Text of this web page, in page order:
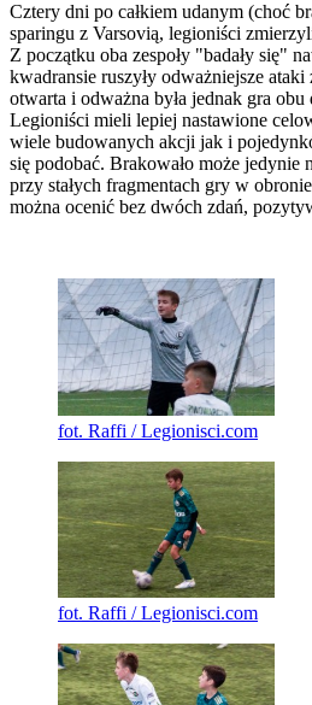
Cztery dni po całkiem udanym (choć
sparingu z Varsovią, legioniści
Z początku oba zespoły "badały się"
kwadransie ruszyły odważniejsze ataki
otwarta i odważna była jednak gra
Legioniści mieli lepiej nastawione
wiele budowanych akcji jak i
się podobać. Brakowało może jedynie
przy stałych fragmentach gry w
można ocenić bez dwóch zdań,
fot. Raffi / Legionisci.com
fot. Raffi / Legionisci.com